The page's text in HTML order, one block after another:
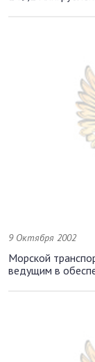
9 Октября 2002
Морской
ведущим в